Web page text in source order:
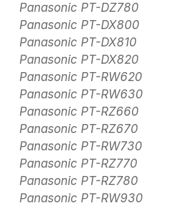
Panasonic PT-DZ780
Panasonic PT-DX800
Panasonic PT-DX810
Panasonic PT-DX820
Panasonic PT-RW620
Panasonic PT-RW630
Panasonic PT-RZ660
Panasonic PT-RZ670
Panasonic PT-RW730
Panasonic PT-RZ770
Panasonic PT-RZ780
Panasonic PT-RW930